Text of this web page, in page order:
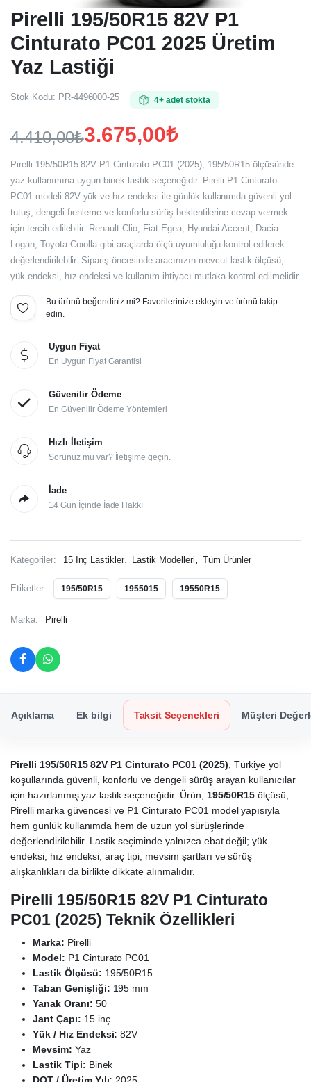
Pirelli 195/50R15 82V P1
Cinturato PC01 2025 Üretim
Yaz Lastiği
Stok Kodu: PR-4496000-25 4+ adet stokta
4.410,00₺
Orijinal
fiyat:
4.410,00₺.
3.675,00₺
Şu
andaki
fiyat:
3.675,00₺.
Pirelli 195/50R15 82V P1 Cinturato PC01 (2025), 195/50R15 ölçüsünde
yaz kullanımına uygun binek lastik seçeneğidir. Pirelli P1 Cinturato
PC01 modeli 82V yük ve hız endeksi ile günlük kullanımda güvenli yol
tutuş, dengeli frenleme ve konforlu sürüş beklentilerine cevap vermek
için tercih edilebilir. Renault Clio, Fiat Egea, Hyundai Accent, Dacia
Logan, Toyota Corolla gibi araçlarda ölçü uyumluluğu kontrol edilerek
değerlendirilebilir. Sipariş öncesinde aracınızın mevcut lastik ölçüsü,
yük endeksi, hız endeksi ve kullanım ihtiyacı mutlaka kontrol edilmelidir.
Bu ürünü beğendiniz mi? Favorilerinize ekleyin ve ürünü takip
edin.
Uygun Fiyat
En Uygun Fiyat Garantisi
Güvenilir Ödeme
En Güvenilir Ödeme Yöntemleri
Hızlı İletişim
Sorunuz mu var? İletişime geçin.
İade
14 Gün İçinde İade Hakkı
Kategoriler: 15 İnç Lastikler, Lastik Modelleri, Tüm Ürünler
Etiketler: 195/50R15 1955015 19550R15
Marka: Pirelli
Açıklama Ek bilgi Taksit Seçenekleri Müşteri
Pirelli 195/50R15 82V P1 Cinturato PC01 (2025) , Türkiye yol
koşullarında güvenli, konforlu ve dengeli sürüş arayan kullanıcılar
için hazırlanmış yaz lastik seçeneğidir. Ürün; 195/50R15 ölçüsü,
Pirelli marka güvencesi ve P1 Cinturato PC01 model yapısıyla
hem günlük kullanımda hem de uzun yol sürüşlerinde
değerlendirilebilir. Lastik seçiminde yalnızca ebat değil; yük
endeksi, hız endeksi, araç tipi, mevsim şartları ve sürüş
alışkanlıkları da birlikte dikkate alınmalıdır.
Pirelli 195/50R15 82V P1 Cinturato
PC01 (2025) Teknik Özellikleri
Marka: Pirelli
Model: P1 Cinturato PC01
Lastik Ölçüsü: 195/50R15
Taban Genişliği: 195 mm
Yanak Oranı: 50
Jant Çapı: 15 inç
Yük / Hız Endeksi: 82V
Mevsim: Yaz
Lastik Tipi: Binek